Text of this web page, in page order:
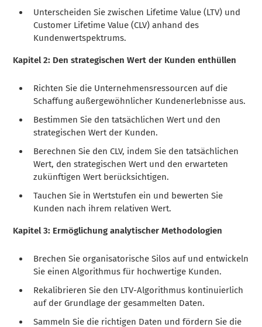
Unterscheiden Sie zwischen Lifetime Value (LTV) und
Customer Lifetime Value (CLV) anhand des
Kundenwertspektrums.
Kapitel 2: Den strategischen Wert der Kunden enthüllen
Richten Sie die Unternehmensressourcen auf die
Schaffung außergewöhnlicher Kundenerlebnisse aus.
Bestimmen Sie den tatsächlichen Wert und den
strategischen Wert der Kunden.
Berechnen Sie den CLV, indem Sie den tatsächlichen
Wert, den strategischen Wert und den erwarteten
zukünftigen Wert berücksichtigen.
Tauchen Sie in Wertstufen ein und bewerten Sie
Kunden nach ihrem relativen Wert.
Kapitel 3: Ermöglichung analytischer Methodologien
Brechen Sie organisatorische Silos auf und entwickeln
Sie einen Algorithmus für hochwertige Kunden.
Rekalibrieren Sie den LTV-Algorithmus kontinuierlich
auf der Grundlage der gesammelten Daten.
Sammeln Sie die richtigen Daten und fördern Sie die